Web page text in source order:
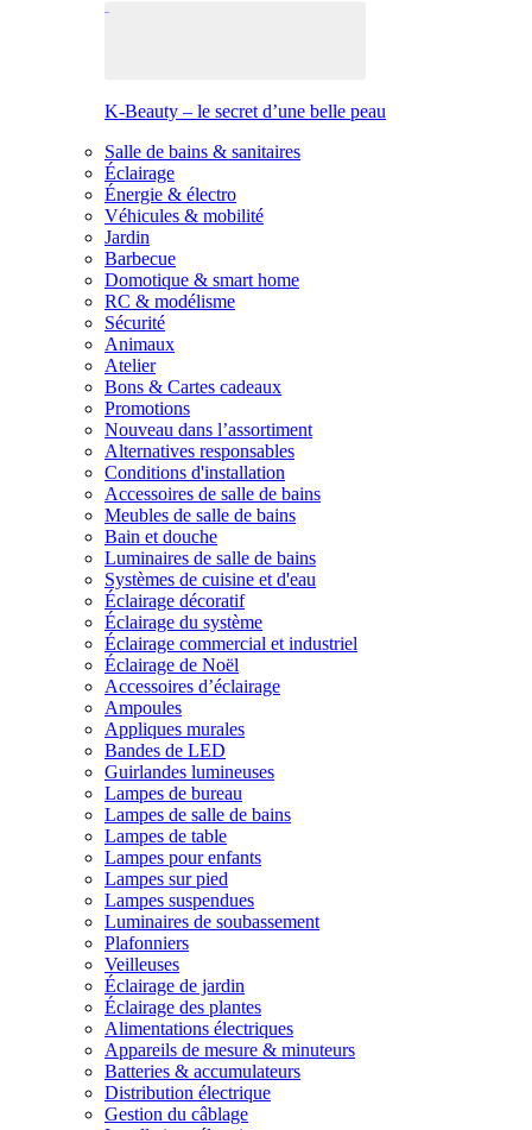
K-Beauty – le secret d’une belle peau
Salle de bains & sanitaires
Éclairage
Énergie & électro
Véhicules & mobilité
Jardin
Barbecue
Domotique & smart home
RC & modélisme
Sécurité
Animaux
Atelier
Bons & Cartes cadeaux
Promotions
Nouveau dans l’assortiment
Alternatives responsables
Conditions d'installation
Accessoires de salle de bains
Meubles de salle de bains
Bain et douche
Luminaires de salle de bains
Systèmes de cuisine et d'eau
Éclairage décoratif
Éclairage du système
Éclairage commercial et industriel
Éclairage de Noël
Accessoires d’éclairage
Ampoules
Appliques murales
Bandes de LED
Guirlandes lumineuses
Lampes de bureau
Lampes de salle de bains
Lampes de table
Lampes pour enfants
Lampes sur pied
Lampes suspendues
Luminaires de soubassement
Plafonniers
Veilleuses
Éclairage de jardin
Éclairage des plantes
Alimentations électriques
Appareils de mesure & minuteurs
Batteries & accumulateurs
Distribution électrique
Gestion du câblage